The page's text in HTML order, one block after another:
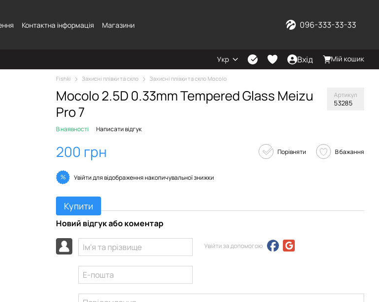
Контактна інформація Магазини 096-333-33-33
Укр Вхід Мій кошик
Fishki Захисні плівки та скло Захисні плівки та скло Mocolo
Mocolo 2.5D 0.33mm Tempered Glass Meizu
Pro 7
Артикул
53285
В наявності Написати відгук
200 грн Порівняти В бажання
% Увійтидля відображення накопичувальної знижки
Купити
Новий відгук або коментар
Увійти за допомогою